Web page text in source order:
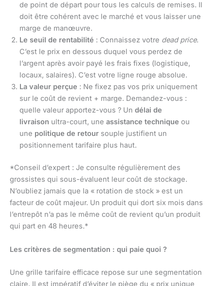
de point de départ pour tous les calculs de remises. Il
doit être cohérent avec le marché et vous laisser une
marge de manœuvre.
Le seuil de rentabilité : Connaissez votre dead price.
C’est le prix en dessous duquel vous perdez de
l’argent après avoir payé les frais fixes (logistique,
locaux, salaires). C’est votre ligne rouge absolue.
La valeur perçue : Ne fixez pas vos prix uniquement
sur le coût de revient + marge. Demandez-vous :
quelle valeur apportez-vous ? Un délai de
livraison ultra-court, une assistance technique ou
une politique de retour souple justifient un
positionnement tarifaire plus haut.
*Conseil d’expert : Je consulte régulièrement des
grossistes qui sous-évaluent leur coût de stockage.
N’oubliez jamais que la « rotation de stock » est un
facteur de coût majeur. Un produit qui dort six mois dans
l’entrepôt n’a pas le même coût de revient qu’un produit
qui part en 48 heures.*
Les critères de segmentation : qui paie quoi ?
Une grille tarifaire efficace repose sur une segmentation
claire. Il est impératif d’éviter le piège du « prix unique